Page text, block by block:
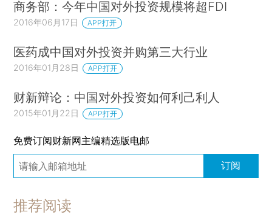
商务部：今年中国对外投资规模将超FDI
2016年06月17日 APP打开
医药成中国对外投资并购第三大行业
2016年01月28日 APP打开
财新辩论：中国对外投资如何利己利人
2015年01月22日 APP打开
免费订阅财新网主编精选版电邮
订阅
推荐阅读